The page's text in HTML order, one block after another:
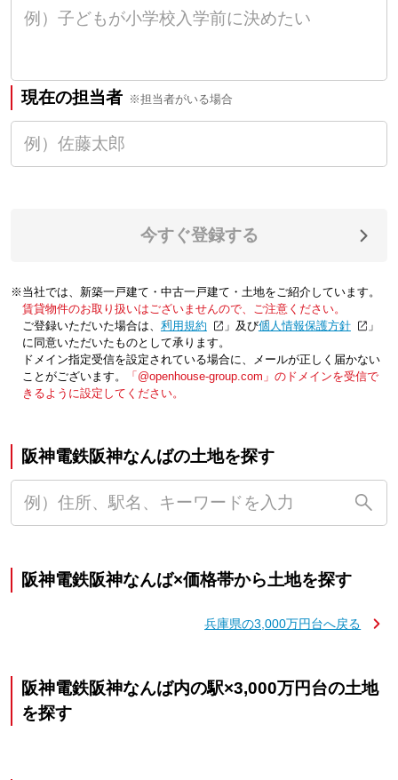
現在の担当者 ※担当者がいる場合
今すぐ登録する
※当社では、新築一戸建て・中古一戸建て・土地をご紹介しています。
賃貸物件のお取り扱いはございませんので、ご注意ください。
ご登録いただいた場合は、「利用規約 」及び「個人情報保護方針
」
に同意いただいたものとして承ります。
ドメイン指定受信を設定されている場合に、メールが正しく届かない
ことがございます。
「@openhouse-group.com」のドメインを受信で
きるように設定してください。
阪神電鉄阪神なんばの土地を探す
阪神電鉄阪神なんば×価格帯から土地を探す
兵庫県の3,000万円台へ戻る
阪神電鉄阪神なんば内の駅×3,000万円台の土地
を探す